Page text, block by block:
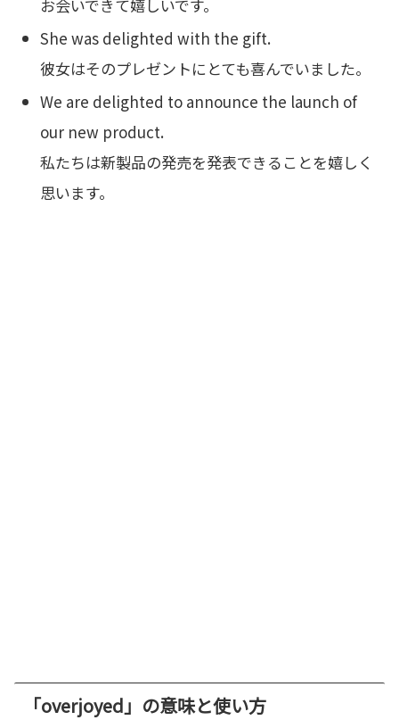
お会いできて嬉しいです。
She was delighted with the gift.
彼女はそのプレゼントにとても喜んでいました。
We are delighted to announce the launch of
our new product.
私たちは新製品の発売を発表できることを嬉しく
思います。
「overjoyed」の意味と使い方